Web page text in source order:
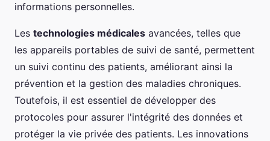
informations personnelles.
Les technologies médicales avancées, telles que
les appareils portables de suivi de santé, permettent
un suivi continu des patients, améliorant ainsi la
prévention et la gestion des maladies chroniques.
Toutefois, il est essentiel de développer des
protocoles pour assurer l'intégrité des données et
protéger la vie privée des patients. Les innovations